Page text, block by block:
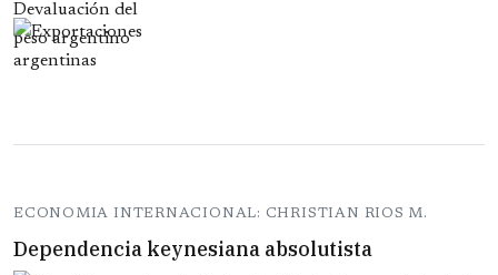
ECONOMIA INTERNACIONAL: CHRISTIAN RIOS M.
Dependencia keynesiana absolutista